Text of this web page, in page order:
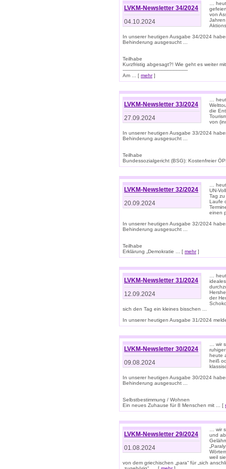
LVKM-Newsletter 34/2024
04.10.2024
…
von
In unserer heutigen Ausgabe 34/2024
Behinderung ausgesucht ...
Teilhabe
Kurzfristig abgesagt?! Wie geht es weiter
-------------------------------------------
Am ... [ mehr]
LVKM-Newsletter 33/2024
27.09.2024
…
die
von
In unserer heutigen Ausgabe 33/2024
Behinderung ausgesucht ...
Teilhabe
Bundessozialgericht (BSG): Kostenfreier
LVKM-Newsletter 32/2024
20.09.2024
…
UN-
Tag
Laufe
einen
In unserer heutigen Ausgabe 32/2024
Behinderung ausgesucht ...
Teilhabe
Erklärung „Demokratie ... [ mehr]
LVKM-Newsletter 31/2024
12.09.2024
…
der
sich den Tag ein kleines bisschen ...
In unserer heutigen Ausgabe 31/2024
LVKM-Newsletter 30/2024
09.08.2024
… wir
heute
heiß
In unserer heutigen Ausgabe 30/2024
Behinderung ausgesucht ...
Selbstbestimmung / Wohnen
Ein neues Zuhause für 8 Menschen mit ... [
LVKM-Newsletter 29/2024
01.08.2024
… wir
und
weil
von dem griechischen „para“ für „sich